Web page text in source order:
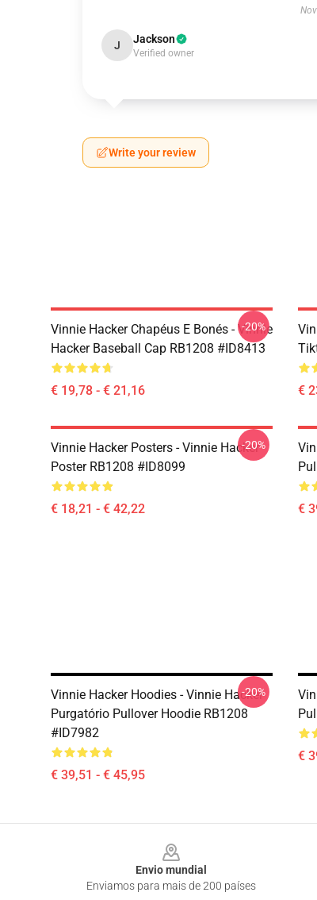
J Jackson
Verified owner
Write your review
Vinnie Hacker Chapéus E Bonés - Vinnie
Hacker Baseball Cap RB1208 #ID8413
€ 19,78 - € 21,16
-20%
€
Vinnie Hacker Posters - Vinnie Hacker
Poster RB1208 #ID8099
€ 18,21 - € 42,22
-20%
€
Vinnie Hacker Hoodies - Vinnie Hacker
Purgatório Pullover Hoodie RB1208
#ID7982
€ 39,51 - € 45,95
-20%
€
Envio mundial
Enviamos para mais de 200 países